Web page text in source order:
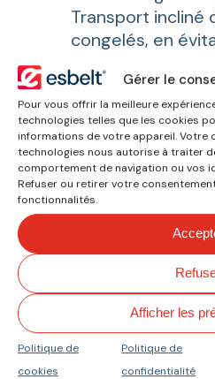
Gérer le
Pour vous offrir la meilleure
technologies telles que les cookies
informations de votre appareil. Votre
technologies nous autorise à traiter
comportement de navigation ou vos
Refuser ou retirer votre
fonctionnalités.
Afficher les
Politique de
cookies
Politique de
confidentialité
Transport incliné
congelés, en
sa structure
Vous
également
intéressé par